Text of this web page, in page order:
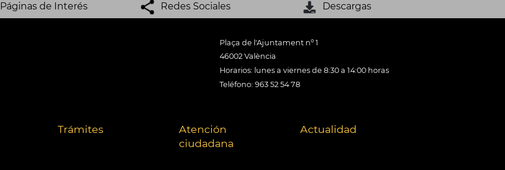
Páginas de Interés Redes Sociales Descargas
Plaça de l'Ajuntament nº 1
46002 València
Horarios: lunes a viernes de 8:30 a 14:00 horas
Teléfono: 963 52 54 78
Trámites
Atención
ciudadana
Actualidad